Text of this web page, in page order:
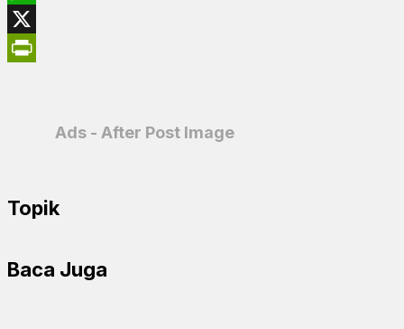
WhatsApp
X
Ads - After Post Image
Topik
Baca Juga